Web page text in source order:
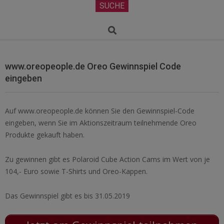
SUCHE
Search
www.oreopeople.de Oreo Gewinnspiel Code
eingeben
Auf www.oreopeople.de können Sie den Gewinnspiel-Code
eingeben, wenn Sie im Aktionszeitraum teilnehmende Oreo
Produkte gekauft haben.
Zu gewinnen gibt es Polaroid Cube Action Cams im Wert von je
104,- Euro sowie T-Shirts und Oreo-Kappen.
Das Gewinnspiel gibt es bis 31.05.2019